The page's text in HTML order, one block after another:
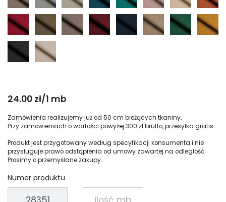
24.00 zł/1 mb
Zamówienia realizujemy już od 50 cm bieżących tkaniny.
Przy zamówieniach o wartości powyżej 300 zł brutto, przesyłka gratis.
Produkt jest przygotowany według specyfikacji konsumenta i nie
przysługuje prawo odstąpienia od umowy zawartej na odległość.
Prosimy o przemyślane zakupy.
Numer produktu